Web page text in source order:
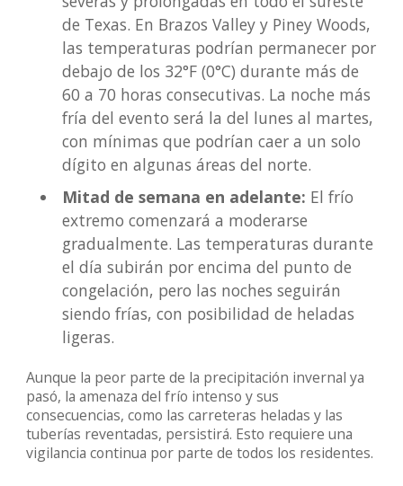
de Texas. En Brazos Valley y Piney Woods,
las temperaturas podrían permanecer por
debajo de los 32°F (0°C) durante más de
60 a 70 horas consecutivas. La noche más
fría del evento será la del lunes al martes,
con mínimas que podrían caer a un solo
dígito en algunas áreas del norte.
Mitad de semana en adelante: El frío
extremo comenzará a moderarse
gradualmente. Las temperaturas durante
el día subirán por encima del punto de
congelación, pero las noches seguirán
siendo frías, con posibilidad de heladas
ligeras.
Aunque la peor parte de la precipitación invernal ya
pasó, la amenaza del frío intenso y sus
consecuencias, como las carreteras heladas y las
tuberías reventadas, persistirá. Esto requiere una
vigilancia continua por parte de todos los residentes.